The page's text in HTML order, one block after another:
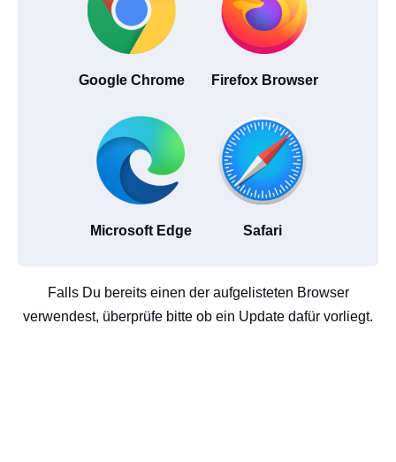
Google Chrome Firefox Browser
Microsoft Edge Safari
Falls Du bereits einen der aufgelisteten Browser
verwendest, überprüfe bitte ob ein Update dafür vorliegt.